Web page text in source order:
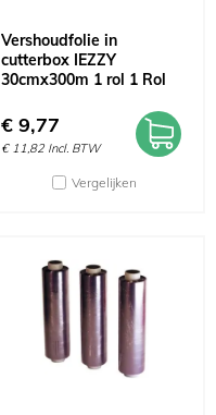
Vershoudfolie in
cutterbox IEZZY
30cmx300m 1 rol 1 Rol
€ 9,77
€ 11,82 Incl. BTW
Vergelijken